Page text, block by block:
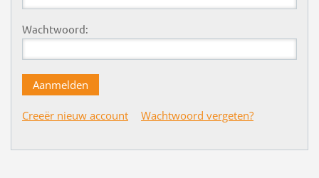
Wachtwoord:
Creeër nieuw account Wachtwoord vergeten?